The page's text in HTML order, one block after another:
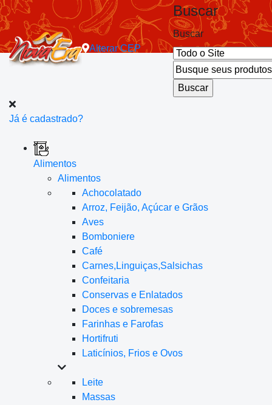
AlterarCEP
Buscar
Buscar
Já é cadastrado?
Alimentos
Alimentos
Achocolatado
Arroz, Feijão, Açúcar e Grãos
Aves
Bomboniere
Café
Carnes,Linguiças,Salsichas
Confeitaria
Conservas e Enlatados
Doces e sobremesas
Farinhas e Farofas
Hortifruti
Laticínios, Frios e Ovos
Leite
Massas